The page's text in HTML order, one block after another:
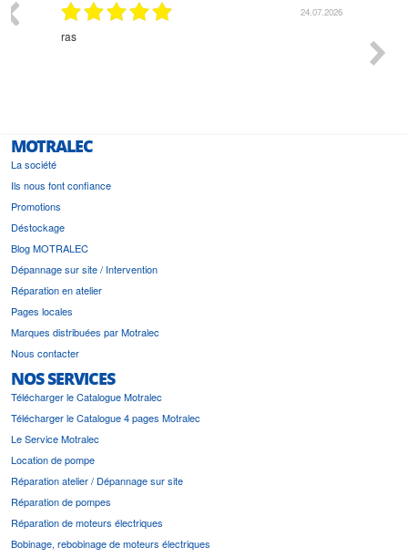
24.07.2026
ras
MOTRALEC
La société
Ils nous font confiance
Promotions
Déstockage
Blog MOTRALEC
Dépannage sur site / Intervention
Réparation en atelier
Pages locales
Marques distribuées par Motralec
Nous contacter
NOS SERVICES
Télécharger le Catalogue Motralec
Télécharger le Catalogue 4 pages Motralec
Le Service Motralec
Location de pompe
Réparation atelier / Dépannage sur site
Réparation de pompes
Réparation de moteurs électriques
Bobinage, rebobinage de moteurs électriques